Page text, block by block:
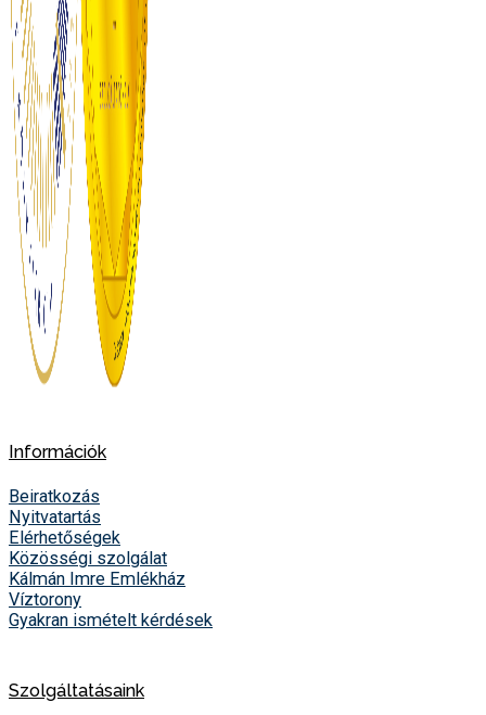
Információk
Beiratkozás
Nyitvatartás
Elérhetőségek
Közösségi szolgálat
Kálmán Imre Emlékház
Víztorony
Gyakran ismételt kérdések
Szolgáltatásaink